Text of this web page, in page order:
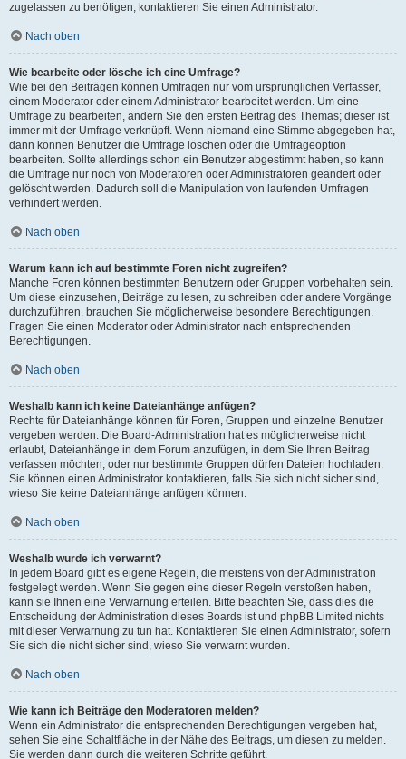
zugelassen zu benötigen, kontaktieren Sie einen Administrator.
Nach oben
Wie bearbeite oder lösche ich eine Umfrage?
Wie bei den Beiträgen können Umfragen nur vom ursprünglichen Verfasser,
einem Moderator oder einem Administrator bearbeitet werden. Um eine
Umfrage zu bearbeiten, ändern Sie den ersten Beitrag des Themas; dieser ist
immer mit der Umfrage verknüpft. Wenn niemand eine Stimme abgegeben hat,
dann können Benutzer die Umfrage löschen oder die Umfrageoption
bearbeiten. Sollte allerdings schon ein Benutzer abgestimmt haben, so kann
die Umfrage nur noch von Moderatoren oder Administratoren geändert oder
gelöscht werden. Dadurch soll die Manipulation von laufenden Umfragen
verhindert werden.
Nach oben
Warum kann ich auf bestimmte Foren nicht zugreifen?
Manche Foren können bestimmten Benutzern oder Gruppen vorbehalten sein.
Um diese einzusehen, Beiträge zu lesen, zu schreiben oder andere Vorgänge
durchzuführen, brauchen Sie möglicherweise besondere Berechtigungen.
Fragen Sie einen Moderator oder Administrator nach entsprechenden
Berechtigungen.
Nach oben
Weshalb kann ich keine Dateianhänge anfügen?
Rechte für Dateianhänge können für Foren, Gruppen und einzelne Benutzer
vergeben werden. Die Board-Administration hat es möglicherweise nicht
erlaubt, Dateianhänge in dem Forum anzufügen, in dem Sie Ihren Beitrag
verfassen möchten, oder nur bestimmte Gruppen dürfen Dateien hochladen.
Sie können einen Administrator kontaktieren, falls Sie sich nicht sicher sind,
wieso Sie keine Dateianhänge anfügen können.
Nach oben
Weshalb wurde ich verwarnt?
In jedem Board gibt es eigene Regeln, die meistens von der Administration
festgelegt werden. Wenn Sie gegen eine dieser Regeln verstoßen haben,
kann sie Ihnen eine Verwarnung erteilen. Bitte beachten Sie, dass dies die
Entscheidung der Administration dieses Boards ist und phpBB Limited nichts
mit dieser Verwarnung zu tun hat. Kontaktieren Sie einen Administrator, sofern
Sie sich die nicht sicher sind, wieso Sie verwarnt wurden.
Nach oben
Wie kann ich Beiträge den Moderatoren melden?
Wenn ein Administrator die entsprechenden Berechtigungen vergeben hat,
sehen Sie eine Schaltfläche in der Nähe des Beitrags, um diesen zu melden.
Sie werden dann durch die weiteren Schritte geführt.